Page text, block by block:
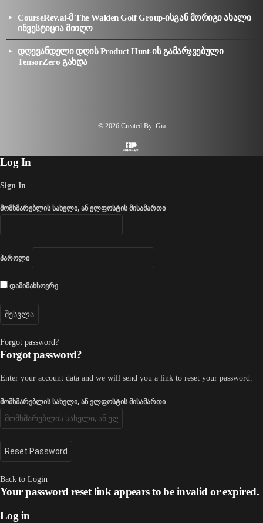
CourseRev.ai-მ The Walden Golf Group-ისგან მორიგი ახალი
ინვესტიცია მიიღო
დღევანდელი დღის Product Hunt-ის გამარჯვებული
TensorZero გახდა
© 2026 Created By :Gia
Log In
Sign In
მომხმარებლის სახელი, ან ელფოსტის მისამართი
პაროლი
დამიმახსოვრე
Forgot password?
Forgot password?
Enter your account data and we will send you a link to reset your password.
მომხმარებლის სახელი, ან ელფოსტის მისამართი
Back to Login
Your password reset link appears to be invalid or expired.
Log in